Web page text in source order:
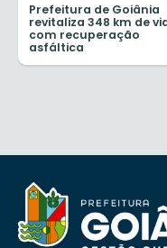
Prefeitura de Goiânia
revitaliza 348 km de
com recuperação
asfáltica